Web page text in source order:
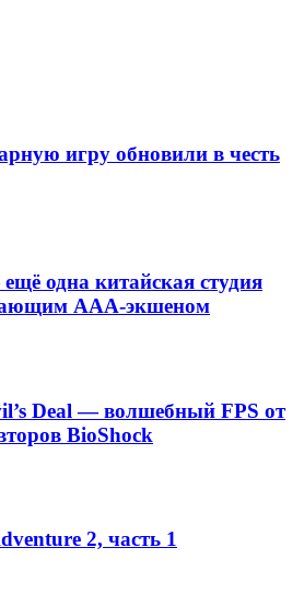
игру обновили в честь
одна китайская студия
AAA-экшеном
Deal — волшебный FPS от
BioShock
2, часть 1